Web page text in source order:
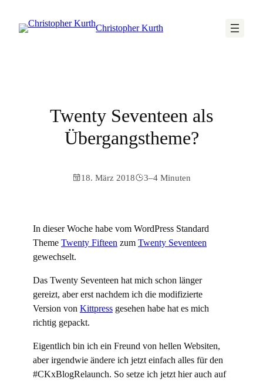
Christopher Kurth
Twenty Seventeen als
Übergangstheme?
18. März 2018 3–4 Minuten
In dieser Woche habe vom WordPress Standard
Theme Twenty Fifteen zum Twenty Seventeen
gewechselt.
Das Twenty Seventeen hat mich schon länger
gereizt, aber erst nachdem ich die modifizierte
Version von Kittpress gesehen habe hat es mich
richtig gepackt.
Eigentlich bin ich ein Freund von hellen Websiten,
aber irgendwie ändere ich jetzt einfach alles für den
#CKxBlogRelaunch. So setze ich jetzt hier auch auf